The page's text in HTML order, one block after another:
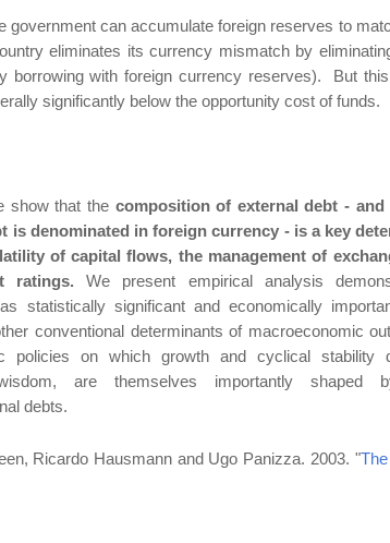
government can accumulate foreign reserves to
eliminates its currency mismatch by
borrowing with foreign currency reserves). But
significantly below the opportunity cost of funds.
show that the composition of external debt -
is denominated in foreign currency - is a key
of capital flows, the management of
ratings. We present empirical analysis
statistically significant and economically
conventional determinants of macroeconomic
policies on which growth and cyclical stability
are themselves importantly shaped
debts.
Ricardo Hausmann and Ugo Panizza. 2003. "